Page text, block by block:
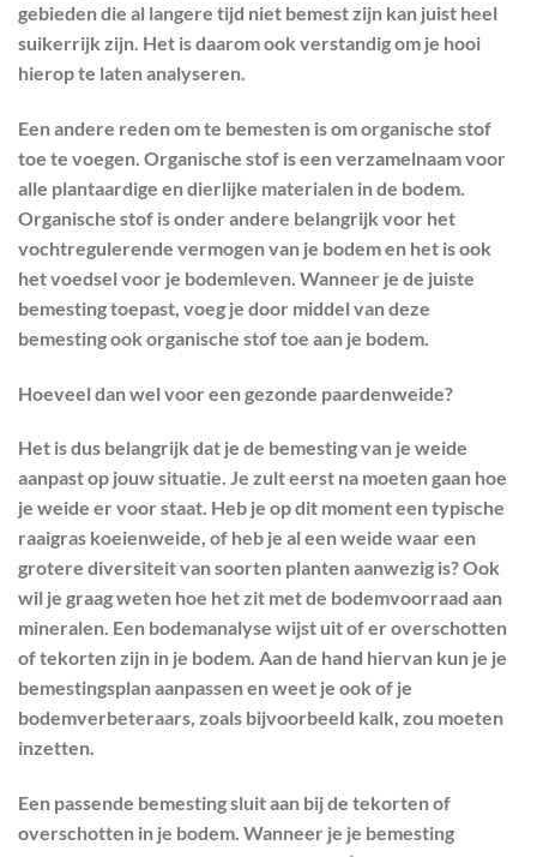
gebieden die al langere tijd niet bemest zijn kan juist heel
suikerrijk zijn. Het is daarom ook verstandig om je hooi
hierop te laten analyseren.
Een andere reden om te bemesten is om organische stof
toe te voegen. Organische stof is een verzamelnaam voor
alle plantaardige en dierlijke materialen in de bodem.
Organische stof is onder andere belangrijk voor het
vochtregulerende vermogen van je bodem en het is ook
het voedsel voor je bodemleven. Wanneer je de juiste
bemesting toepast, voeg je door middel van deze
bemesting ook organische stof toe aan je bodem.
Hoeveel dan wel voor een gezonde paardenweide?
Het is dus belangrijk dat je de bemesting van je weide
aanpast op jouw situatie. Je zult eerst na moeten gaan hoe
je weide er voor staat. Heb je op dit moment een typische
raaigras koeienweide, of heb je al een weide waar een
grotere diversiteit van soorten planten aanwezig is? Ook
wil je graag weten hoe het zit met de bodemvoorraad aan
mineralen. Een bodemanalyse wijst uit of er overschotten
of tekorten zijn in je bodem. Aan de hand hiervan kun je je
bemestingsplan aanpassen en weet je ook of je
bodemverbeteraars, zoals bijvoorbeeld kalk, zou moeten
inzetten.
Een passende bemesting sluit aan bij de tekorten of
overschotten in je bodem. Wanneer je je bemesting